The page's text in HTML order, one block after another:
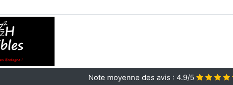
Note moyenne des avis : 4.9/5